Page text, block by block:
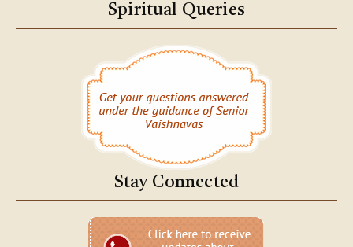
Spiritual Queries
Stay Connected